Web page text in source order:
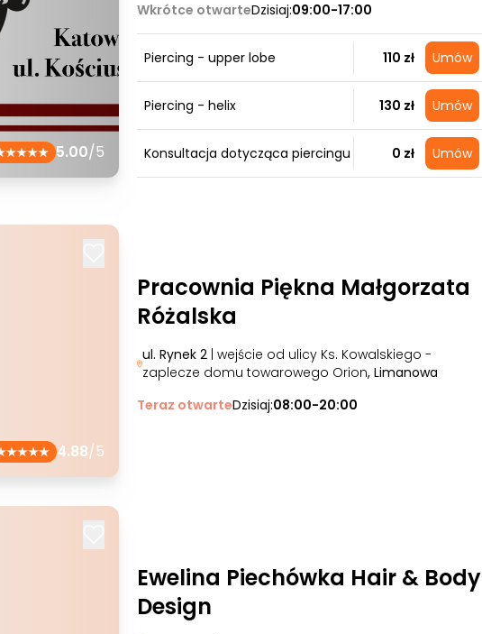
5.00/5
Wkrótce otwarteDzisiaj:09:00-17:00
Piercing - upper lobe 110 zł Umów
Piercing - helix 130 zł Umów
Konsultacja dotycząca piercingu 0 zł Umów
4.88/5
Pracownia Piękna Małgorzata
Różalska
ul. Rynek 2| wejście od ulicy Ks. Kowalskiego -
zaplecze domu towarowego Orion, Limanowa
Teraz otwarteDzisiaj:08:00-20:00
Ewelina Piechówka Hair & Body
Design